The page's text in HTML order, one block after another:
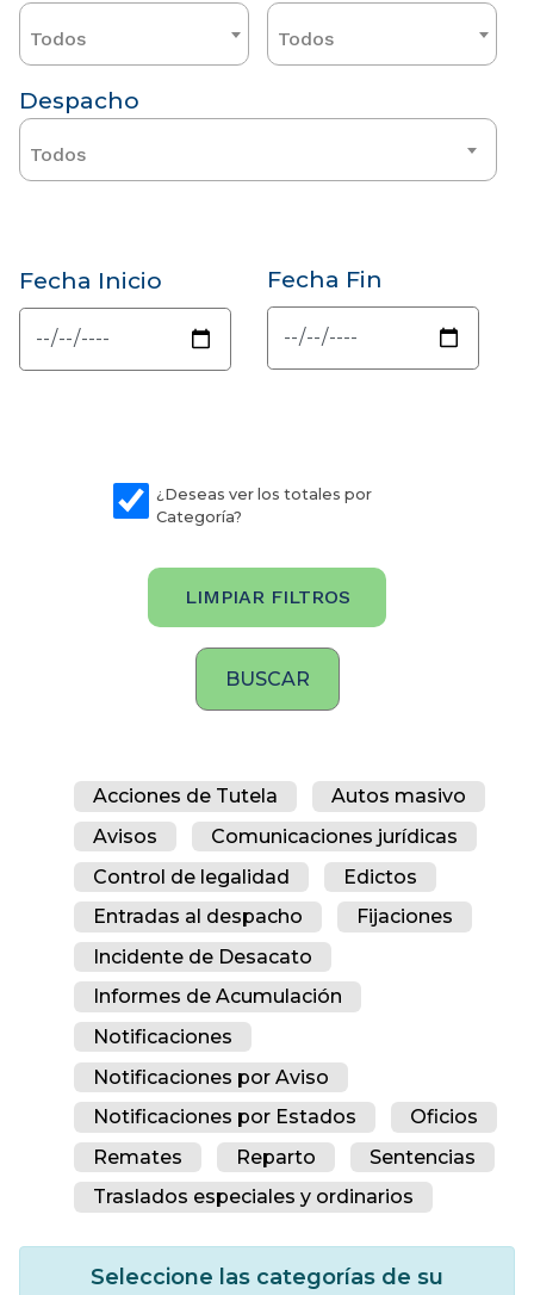
Todos Todos
Despacho
Todos
Fecha Inicio Fecha Fin
¿Deseas ver los totales por
Categoría?
LIMPIAR FILTROS
Acciones de Tutela
Autos masivo
Avisos
Comunicaciones jurídicas
Control de legalidad
Edictos
Entradas al despacho
Fijaciones
Incidente de Desacato
Informes de Acumulación
Notificaciones
Notificaciones por Aviso
Notificaciones por Estados
Oficios
Remates
Reparto
Sentencias
Traslados especiales y ordinarios
Seleccione las categorías de su